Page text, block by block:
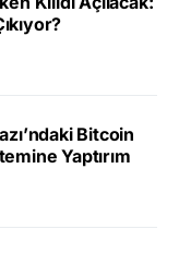
Bitcoin
Yaptırım